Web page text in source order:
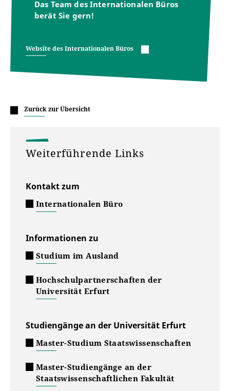
Das Team des Internationalen Büros
berät Sie gern!
Website des Internationalen Büros
Zurück zur Übersicht
Weiterführende Links
Kontakt zum
Internationalen Büro
Informationen zu
Studium im Ausland
Hochschulpartnerschaften der
Universität Erfurt
Studiengänge an der Universität Erfurt
Master-Studium Staatswissenschaften
Master-Studiengänge an der
Staatswissenschaftlichen Fakultät